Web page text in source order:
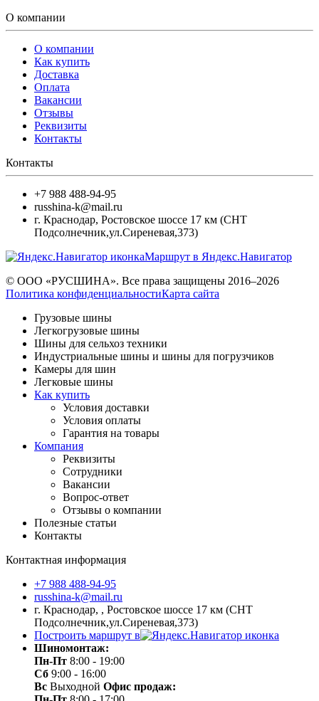
О компании
О компании
Как купить
Доставка
Оплата
Вакансии
Отзывы
Реквизиты
Контакты
Контакты
+7 988 488-94-95
russhina-k@mail.ru
г. Краснодар, Ростовское шоссе 17 км (СНТ
Подсолнечник,ул.Сиреневая,373)
Маршрут в Яндекс.Навигатор
© ООО «РУСШИНА». Все права защищены 2016–2026
Политика конфиденциальностиКарта сайта
Грузовые шины
Легкогрузовые шины
Шины для сельхоз техники
Индустриальные шины и шины для погрузчиков
Камеры для шин
Легковые шины
Как купить
Условия доставки
Условия оплаты
Гарантия на товары
Компания
Реквизиты
Сотрудники
Вакансии
Вопрос-ответ
Отзывы о компании
Полезные статьи
Контакты
Контактная информация
+7 988 488-94-95
russhina-k@mail.ru
г. Краснодар, , Ростовское шоссе 17 км (СНТ
Подсолнечник,ул.Сиреневая,373)
Построить маршрут в
Шиномонтаж:
Пн-Пт 8:00 - 19:00
Сб 9:00 - 16:00
Вс Выходной Офис продаж: